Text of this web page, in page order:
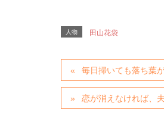
人物 田山花袋
毎日掃いても落ち葉
恋が消えなければ、